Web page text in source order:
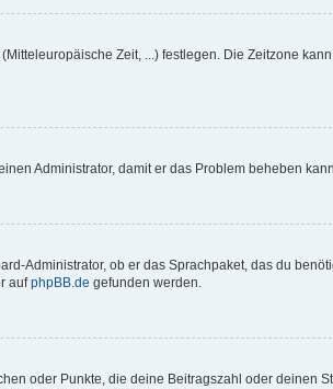
Zeit, ...) festlegen. Die Zeitzone
Administrator, damit er das Problem beheben
Administrator, ob er das Sprachpaket, das du
aufphpBB.de gefunden werden.
oder Punkte, die deine Beitragszahl oder deinen